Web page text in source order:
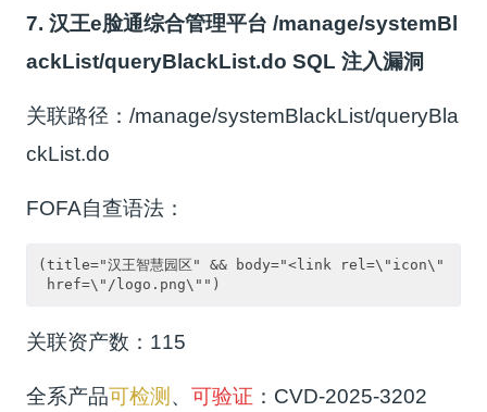
7. 汉王e脸通综合管理平台 /manage/systemBl
ackList/queryBlackList.do SQL 注入漏洞
关联路径：/manage/systemBlackList/queryBla
ckList.do
FOFA自查语法：
(title="汉王智慧园区" && body="<link rel=\"icon\"
href=\"/logo.png\"")
关联资产数：115
全系产品可检测 、可验证 ：CVD-2025-3202